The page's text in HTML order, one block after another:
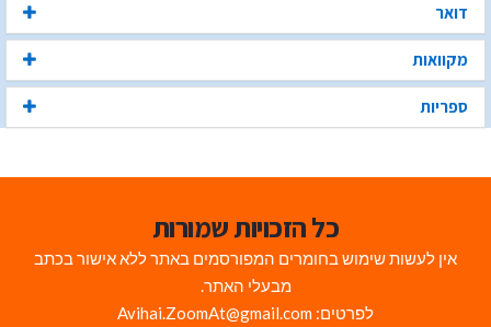
דואר
מקוואות
ספריות
כל הזכויות שמורות
אין לעשות שימוש בחומרים המפורסמים באתר ללא אישור בכתב
מבעלי האתר.
לפרטים: Avihai.ZoomAt@gmail.com